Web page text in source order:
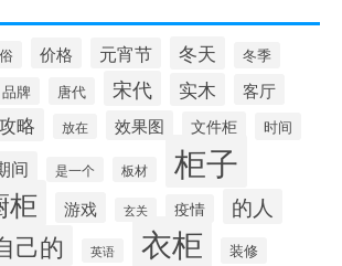
价格 元宵节 冬天 冬季
品牌 唐代 宋代 实木 客厅
略 放在 效果图 文件柜 时间
间 是一个 板材 柜子
柜 游戏 玄关 疫情 的人
己的 英语 衣柜 装修